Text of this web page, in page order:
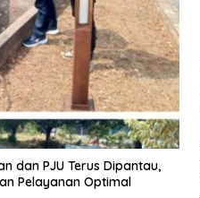
dan PJU Terus Dipantau,
Pelayanan Optimal